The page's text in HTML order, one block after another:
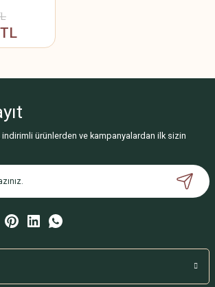
indirimli ürünlerden ve kampanyalardan ilk sizin